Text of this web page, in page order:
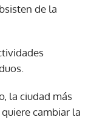
de la
la ciudad más
cambiar la